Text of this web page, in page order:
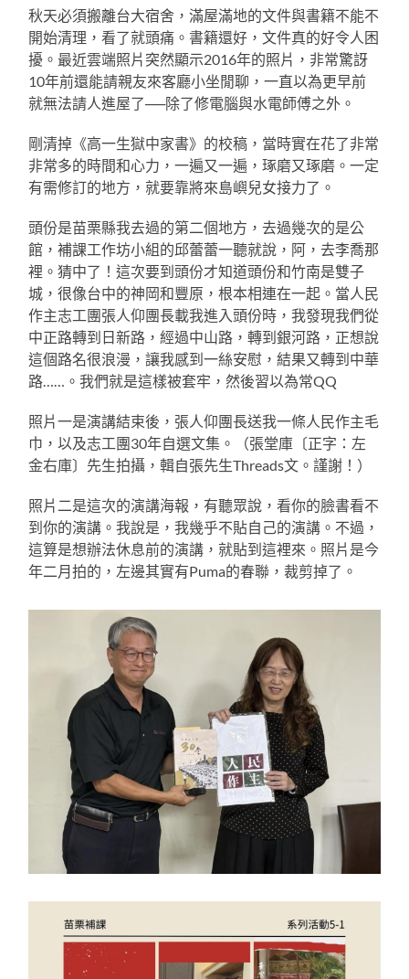
秋天必須搬離台大宿舍，滿屋滿地的文件與書籍不能不
開始清理，看了就頭痛。書籍還好，文件真的好令人困
擾。最近雲端照片突然顯示2016年的照片，非常驚訝
10年前還能請親友來客廳小坐閒聊，一直以為更早前
就無法請人進屋了──除了修電腦與水電師傅之外。
剛清掉《高一生獄中家書》的校稿，當時實在花了非常
非常多的時間和心力，一遍又一遍，琢磨又琢磨。一定
有需修訂的地方，就要靠將來島嶼兒女接力了。
頭份是苗栗縣我去過的第二個地方，去過幾次的是公
館，補課工作坊小組的邱蕾蕾一聽就說，阿，去李喬那
裡。猜中了！這次要到頭份才知道頭份和竹南是雙子
城，很像台中的神岡和豐原，根本相連在一起。當人民
作主志工團張人仰團長載我進入頭份時，我發現我們從
中正路轉到日新路，經過中山路，轉到銀河路，正想說
這個路名很浪漫，讓我感到一絲安慰，結果又轉到中華
路……。我們就是這樣被套牢，然後習以為常QQ
照片一是演講結束後，張人仰團長送我一條人民作主毛
巾，以及志工團30年自選文集。（張堂庫〔正字：左
金右庫〕先生拍攝，輯自張先生Threads文。謹謝！）
照片二是這次的演講海報，有聽眾說，看你的臉書看不
到你的演講。我說是，我幾乎不貼自己的演講。不過，
這算是想辦法休息前的演講，就貼到這裡來。照片是今
年二月拍的，左邊其實有Puma的春聯，裁剪掉了。